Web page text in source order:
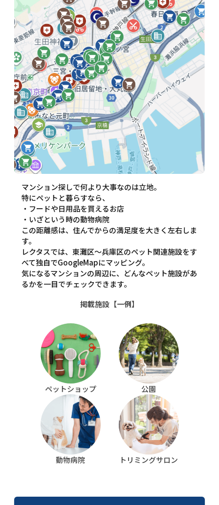
マンション探しで何より大事なのは立地。
特にペットと暮らすなら、
・フードや日用品を買えるお店
・いざという時の動物病院
この距離感は、住んでからの満足度を大きく左右しま
す。
レクタスでは、東灘区〜兵庫区のペット関連施設をす
べて独自でGoogleMapにマッピング。
気になるマンションの周辺に、どんなペット施設があ
るかを一目でチェックできます。
掲載施設【一例】
ペットショップ 公園
動物病院 トリミングサロン